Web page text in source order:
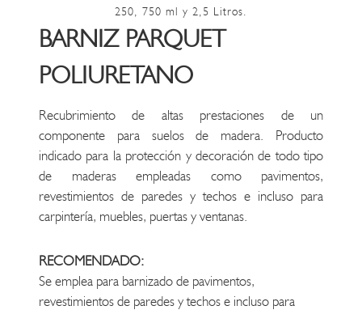
250, 750 ml y 2,5 Litros.
BARNIZ PARQUET
POLIURETANO
Recubrimiento de altas prestaciones de un
componente para suelos de madera. Producto
indicado para la protección y decoración de todo tipo
de maderas empleadas como pavimentos,
revestimientos de paredes y techos e incluso para
carpintería, muebles, puertas y ventanas.
RECOMENDADO:
Se emplea para barnizado de pavimentos,
revestimientos de paredes y techos e incluso para